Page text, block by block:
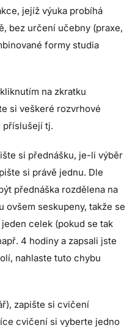
jejíž výuka probíhá
bez určení učebny (praxe,
formy studia
na zkratku
si veškeré rozvrhové
příslušejí tj.
si přednášku, je-li výběr
si právě jednu. Dle
přednáška rozdělena na
ovšem seskupeny, takže se
celek (pokud se tak
4 hodiny a zapsali jste
nahlaste tuto chybu
zapište si cvičení
cvičení si vyberte jedno